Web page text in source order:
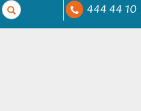
Search 444 44 10